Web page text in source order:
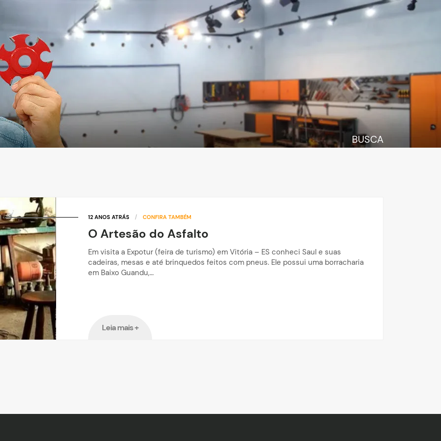
BUSCA
12 ANOS ATRÁS / CONFIRA TAMBÉM
O Artesão do Asfalto
Em visita a Expotur (feira de turismo) em Vitória – ES conheci Saul e suas
cadeiras, mesas e até brinquedos feitos com pneus. Ele possui uma borracharia
em Baixo Guandu,…
Leia mais +